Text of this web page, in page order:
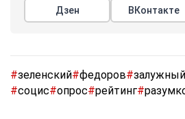
Дзен ВКонтакте
#зеленский#федоров#залужный
#социс#опрос#рейтинг#